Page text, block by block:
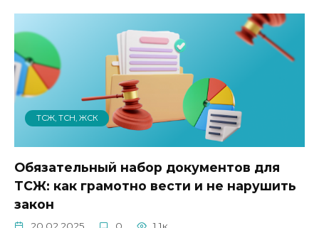
ТСЖ, ТСН, ЖСК
Обязательный набор документов для
ТСЖ: как грамотно вести и не нарушить
закон
20.02.2025 0 1.1к.